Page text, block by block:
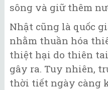
sông và giữ thêm
Nhật cũng là quốc
nhằm thuần hóa
thiệt hại do thiên
gây ra. Tuy nhiên,
thời tiết ngày càng